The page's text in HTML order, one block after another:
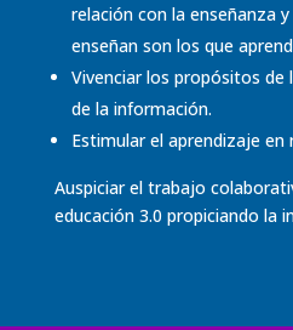
relación con la enseñanza
enseñan son los que
Vivenciar los propósitos de
de la información.
Estimular el aprendizaje en
Auspiciar el trabajo
educación 3.0 propiciando la